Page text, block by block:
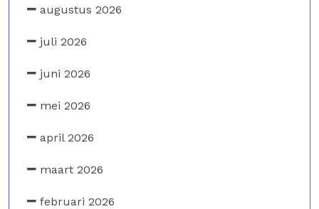
augustus 2026
juli 2026
juni 2026
mei 2026
april 2026
maart 2026
februari 2026